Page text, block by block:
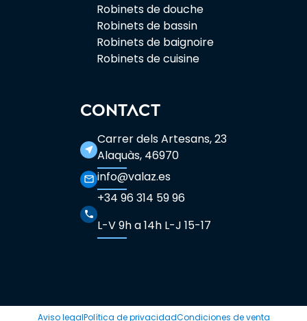
Robinets de douche
Robinets de bassin
Robinets de baignoire
Robinets de cuisine
CONTACT
near_me
Carrer dels Artesans, 23
Alaquàs, 46970
mail_outline info@valaz.es
phone
+34 96 314 59 96
L-V 9h a 14h L-J 15-17
Aviso legalPolítica de privacidadCondiciones de venta